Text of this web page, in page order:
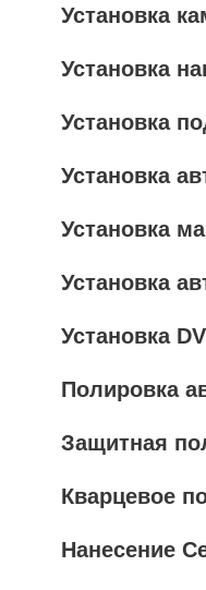
Установка
Установка
Установка
Установка
Установка
Установка
Установка
Полировка
Защитная
Кварцевое
Нанесение